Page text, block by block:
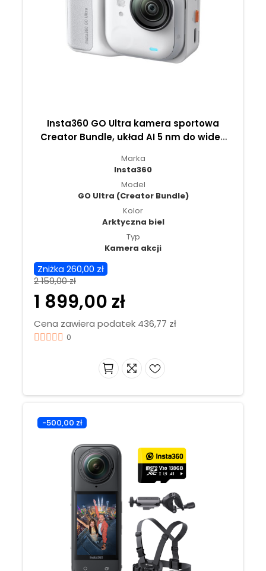
Insta360 GO Ultra kamera sportowa
Creator Bundle, układ AI 5 nm do wideo
Marka
Insta360
Model
GO Ultra (Creator Bundle)
Kolor
Arktyczna biel
Typ
Kamera akcji
Zniżka 260,00 zł
2 159,00 zł
1 899,00 zł
Cena zawiera podatek 436,77 zł
0
-500,00 zł